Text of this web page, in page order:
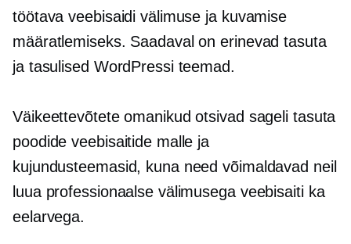
töötava veebisaidi välimuse ja kuvamise
määratlemiseks. Saadaval on erinevad tasuta
ja tasulised WordPressi teemad.
Väikeettevõtete omanikud otsivad sageli tasuta
poodide veebisaitide malle ja
kujundusteemasid, kuna need võimaldavad neil
luua professionaalse välimusega veebisaiti ka
eelarvega.